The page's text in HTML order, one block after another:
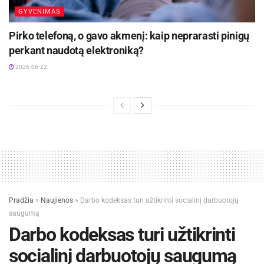
GYVENIMAS
Pirko telefoną, o gavo akmenį: kaip neprarasti pinigų
perkant naudotą elektroniką?
2026-06-22
Pradžia » Naujienos » Darbo kodeksas turi užtikrinti socialinį darbuotojų
saugumą
Darbo kodeksas turi užtikrinti
socialinį darbuotojų saugumą